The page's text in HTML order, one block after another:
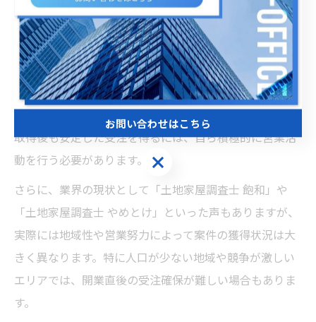
土地家屋調査士開業が難しいと言われる理由
土地家屋調査士の開業が難しいと言われる主な理由は、
資格取得自体の難易度と開業後の営業力、ネットワーク
構築の必要性にあります。試験の合格率は毎年約8〜9％
と低く、専門知識と実務能力が問われます。また、資格
取得後も安定した受注を得るには、自ら積極的に営業活
動を行う必要があります。
さらに、業界の現状として「土地家屋調査士 飽和」や
「土地家屋調査士 やめとけ」といった声もありますが、
実際には地域性や営業努力によって案件の獲得状況は大
きく異なります。特に人口が少ない地域や競争が激しい
エリアでは、開業直後の受注確保が難しい場合もありま
す。
お問い合わせはこちら
お問い合わせはこちら